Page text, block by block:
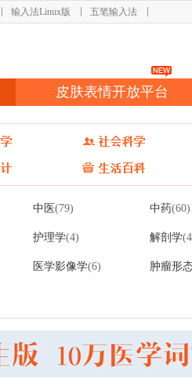
输入法Linux版 五笔输入法
皮肤表情开放平台
中医(79) 中药(60)
护理学(4) 解剖学
医学影像学(6) 肿瘤形